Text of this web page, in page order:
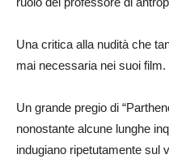
Una critica alla nudità che
mai necessaria nei suoi film.
Un grande pregio di
nonostante alcune lunghe
indugiano ripetutamente sul